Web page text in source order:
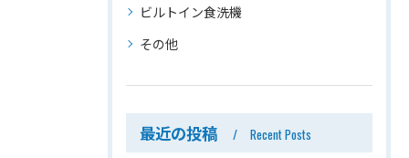
ビルトイン食洗機
その他
最近の投稿 Recent Posts